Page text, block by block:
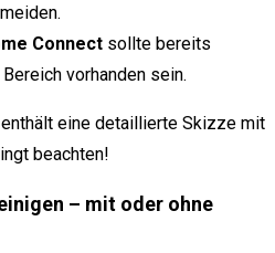
Connect sollte bereits
vorhanden sein.
eine detaillierte Skizze mit
beachten!
– mit oder ohne